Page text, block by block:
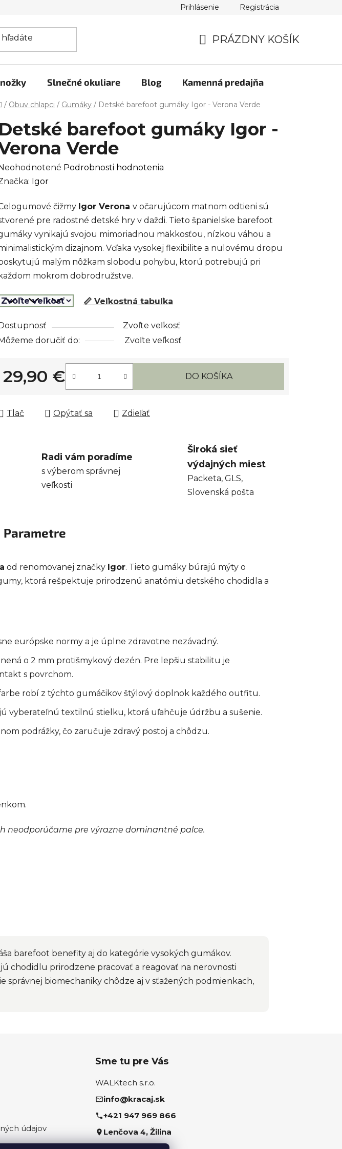
Prihlásenie Registrácia
KOŠÍK
PRÁZDNY KOŠÍK
Slnečné okuliare Blog Kamenná predajňa
Domov
/ Obuv chlapci / Gumáky / Detské barefoot gumáky Igor - Verona Verde
Detské barefoot gumáky Igor -
Verde
Podrobnosti hodnotenia
Igor
čižmy Igor Verona v očarujúcom matnom odtieni sú
pre radostné detské hry v daždi. Tieto španielske barefoot
vynikajú svojou mimoriadnou mäkkosťou, nízkou váhou a
dizajnom. Vďaka vysokej flexibilite a nulovému dropu
malým nôžkam slobodu pohybu, ktorú potrebujú pri
každom mokrom dobrodružstve.
📏 Veľkostná tabuľka
Zvoľte veľkosť
doručiť do:
Zvoľte veľkosť
29,90 €
Jednotková cena:
DO KOŠÍKA
Tlač Opýtať sa Zdieľať
Radi vám poradíme
s výberom správnej
veľkosti
Široká sieť
výdajných miest
Packeta, GLS,
Slovenská pošta
Parametre
od renomovanej značky Igor. Tieto gumáky búrajú mýty o
ktorá rešpektuje prirodzenú anatómiu detského chodidla a
európske normy a je úplne zdravotne nezávadný.
o 2 mm protišmykový dezén. Pre lepšiu stabilitu je
s povrchom.
robí z týchto gumáčikov štýlový doplnok každého outfitu.
vyberateľnú textilnú stielku, ktorá uľahčuje údržbu a sušenie.
podrážky, čo zaručuje zdravý postoj a chôdzu.
neodporúčame pre výrazne dominantné palce.
barefoot benefity aj do kategórie vysokých gumákov.
chodidlu prirodzene pracovať a reagovať na nerovnosti
biomechaniky chôdze aj v sťažených podmienkach,
údajov
Sme tu pre Vás
WALKtech s.r.o.
info@kracaj.sk
+421 947 969 866
Lenčova 4, Žilina